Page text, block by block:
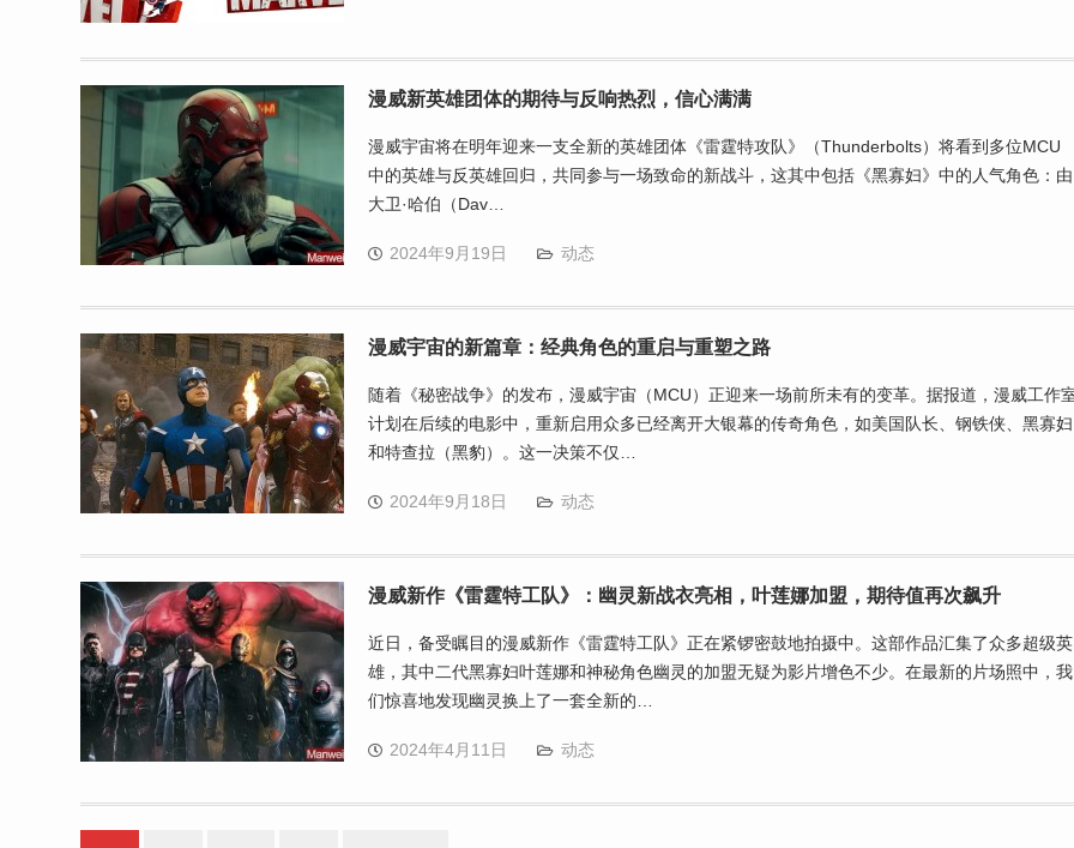
漫威新英雄团体的期待与反响热烈，信心满满
漫威宇宙将在明年迎来一支全新的英雄团体《雷霆特攻队》（Thunderbolts）将看到多位MCU
中的英雄与反英雄回归，共同参与一场致命的新战斗，这其中包括《黑寡妇》中的人气角色：由
大卫·哈伯（Dav…
2024年9月19日 动态
漫威宇宙的新篇章：经典角色的重启与重塑之路
随着《秘密战争》的发布，漫威宇宙（MCU）正迎来一场前所未有的变革。据报道，漫威工作
计划在后续的电影中，重新启用众多已经离开大银幕的传奇角色，如美国队长、钢铁侠、黑寡妇
和特查拉（黑豹）。这一决策不仅…
2024年9月18日 动态
漫威新作《雷霆特工队》：幽灵新战衣亮相，叶莲娜加盟，期待值再次飙升
近日，备受瞩目的漫威新作《雷霆特工队》正在紧锣密鼓地拍摄中。这部作品汇集了众多超级英
雄，其中二代黑寡妇叶莲娜和神秘角色幽灵的加盟无疑为影片增色不少。在最新的片场照中，我
们惊喜地发现幽灵换上了一套全新的…
2024年4月11日 动态